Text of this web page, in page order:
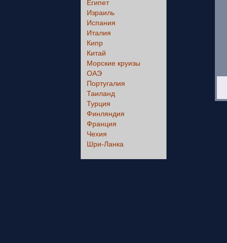
Египет
Израиль
Испания
Италия
Кипр
Китай
Морские круизы
ОАЭ
Португалия
Таиланд
Турция
Финляндия
Франция
Чехия
Шри-Ланка